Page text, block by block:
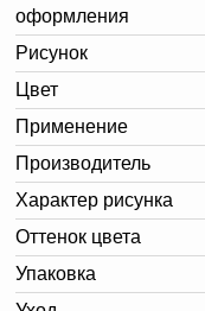
оформления
Рисунок
Цвет
Применение
Производитель
Характер рисунка
Оттенок цвета
Упаковка